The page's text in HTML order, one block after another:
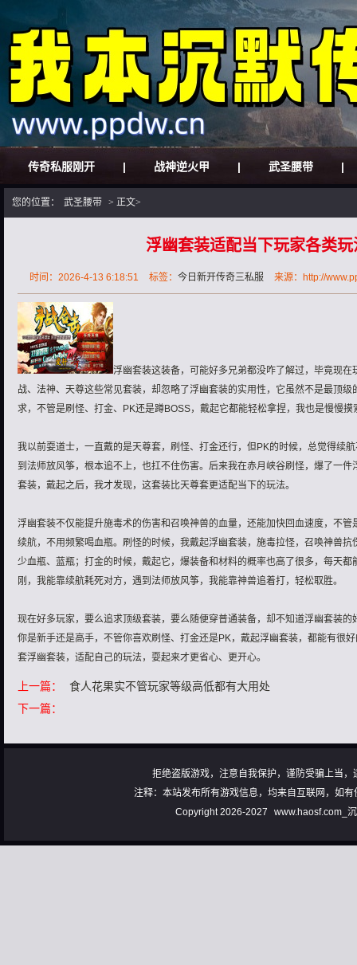
传奇私服刚开 | 战神逆火甲 | 武圣腰带 |
您的位置： 武圣腰带 > 正文>
浮幽套装适配当下玩家各类玩
时间：2026-4-13 6:18:51 标签： 今日新开传奇三私服 来源：http://
浮幽套装这装备，可能好多兄弟都没咋了解过，毕竟现
战、法神、天尊这些常见套装，却忽略了浮幽套装的实用性，它虽然不是最顶
求，不管是刷怪、打金、PK还是蹲BOSS，戴起它都能轻松拿捏，我也是慢慢摸
我以前耍道士，一直戴的是天尊套，刷怪、打金还行，但PK的时候，总觉得续
到法师放风筝，根本追不上，也扛不住伤害。后来我在赤月峡谷刷怪，爆了一
套装，戴起之后，我才发现，这套装比天尊套更适配当下的玩法。
浮幽套装不仅能提升施毒术的伤害和召唤神兽的血量，还能加快回血速度，不
续航，不用频繁喝血瓶。刷怪的时候，我戴起浮幽套装，施毒拉怪，召唤神兽
少血瓶、蓝瓶；打金的时候，戴起它，爆装备和材料的概率也高了很多，每天
刚，我能靠续航耗死对方，遇到法师放风筝，我能靠神兽追着打，轻松取胜。
现在好多玩家，要么追求顶级套装，要么随便穿普通装备，却不知道浮幽套装
你是新手还是高手，不管你喜欢刷怪、打金还是PK，戴起浮幽套装，都能有很
套浮幽套装，适配自己的玩法，耍起来才更省心、更开心。
上一篇：
食人花果实不管玩家等级高低都有大用处
下一篇：
拒绝盗版游戏，注意自我保护，谨防受骗上当
注释：本站发布所有游戏信息，均来自互联网，如
Copyright 2026-2027
www.haosf.com_